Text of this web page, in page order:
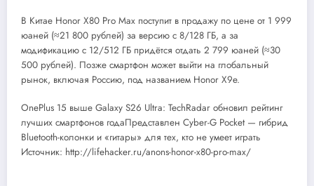
В Китае Honor X80 Pro Max поступит в продажу по цене от 1 999
юаней (≈21 800 рублей) за версию с 8/128 ГБ, а за
модификацию с 12/512 ГБ придётся отдать 2 799 юаней (≈30
500 рублей). Позже смартфон может выйти на глобальный
рынок, включая Россию, под названием Honor X9e.
OnePlus 15 выше Galaxy S26 Ultra: TechRadar обновил рейтинг
лучших смартфонов годаПредставлен Cyber-G Pocket — гибрид
Bluetooth-колонки и «гитары» для тех, кто не умеет играть
Источник: http://lifehacker.ru/anons-honor-x80-pro-max/